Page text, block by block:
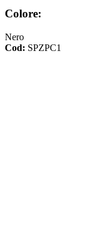
Colore:
Nero
Cod: SPZPC1